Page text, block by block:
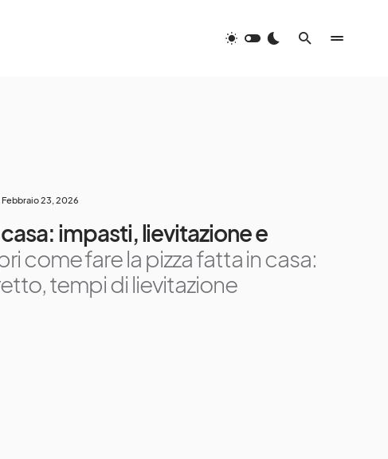
Febbraio 23, 2026
impasti, lievitazione e
come fare la pizza fatta in casa:
tempi di lievitazione